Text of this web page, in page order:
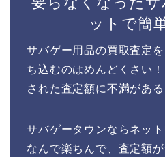
ットで簡
サバゲー用品の買取査定
ち込むのはめんどくさい
された査定額に不満があ
サバゲータウンならネッ
なんで楽ちんで、査定額